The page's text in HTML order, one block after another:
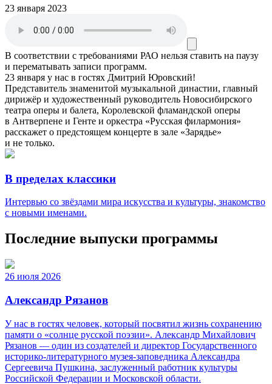
23 января 2023
В соответствии с требованиями РАО нельзя ставить на паузу
и перематывать записи программ.
23 января у нас в гостях Дмитрий Юровский!
Представитель знаменитой музыкальной династии, главный
дирижёр и художественный руководитель Новосибирского
театра оперы и балета, Королевской фламандской оперы
в Антверпене и Генте и оркестра «Русская филармония»
расскажет о предстоящем концерте в зале «Зарядье»
и не только.
В пределах классики
Интервью со звёздами мира искусства и культуры, знакомство
с новыми именами.
Последние выпуски программы
26 июля 2026
Александр Рязанов
У нас в гостях человек, который посвятил жизнь сохранению
памяти о «солнце русской поэзии». Александр Михайлович
Рязанов — один из создателей и директор Государственного
историко‑литературного музея‑заповедника Александра
Сергеевича Пушкина, заслуженный работник культуры
Российской Федерации и Московской области.